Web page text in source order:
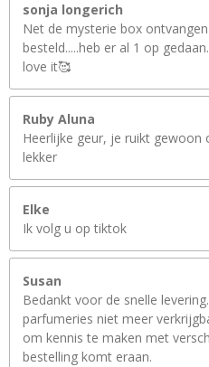
sonja longerich
Net de mysterie box
besteld.....heb er al 1 op
love it🥰
Ruby Aluna
Heerlijke geur, je ruikt
lekker
Elke
Ik volg u op tiktok
Susan
Bedankt voor de snelle
parfumeries niet meer
om kennis te maken met
bestelling komt eraan.